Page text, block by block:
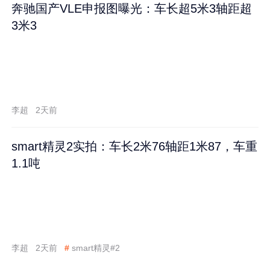
奔驰国产VLE申报图曝光：车长超5米3轴距超
3米3
李超 2天前
smart精灵2实拍：车长2米76轴距1米87，车重
1.1吨
李超 2天前 # smart精灵#2